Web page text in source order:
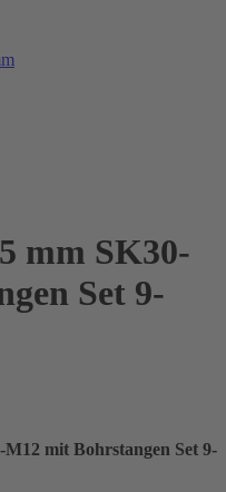
mm SK30-
Set 9-
mit Bohrstangen Set 9-